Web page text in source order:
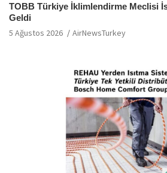
TOBB Türkiye İklimlendirme Meclisi
Geldi
5 Ağustos 2026 AirNewsTurkey